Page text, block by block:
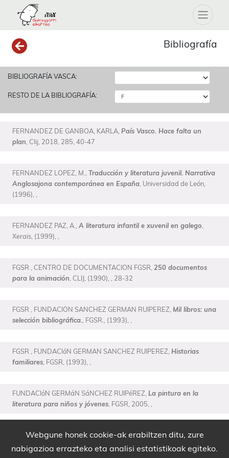
Bibliografía
BIBLIOGRAFÍA VASCA:
RESTO DE LA BIBLIOGRAFÍA:
FERNANDEZ DE GANBOA, KARLA, País Vasco. Hace falta un
plan , Clij, 2018, 285, 40-47
FERNANDEZ LOPEZ, M., Traducción y literatura juvenil. Narrativa
Anglosajona contemporánea en España , Universidad de León,
(1996), ,
FERNANDEZ PAZ, A., A literatura infantil e xuvenil en galego
Xerais, (1999), ,
FGSR , CENTRO DE DOCUMENTACION FGSR, 250 documentos
para la animación , CLIJ, (1990), , 28-32
FGSR , FUNDACION SANCHEZ GERMAN RUIPEREZ, Mil libros: una
selección bibliográfica. , FGSR., (1993), ,
FGSR , FUNDACIóN GERMAN SANCHEZ RUIPEREZ, Historias
familiares , FGSR, (1993), ,
FUNDACIóN GERMáN SáNCHEZ RUIPéREZ, La pintura en la
literatura para niños y jóvenes , FGSR, 2005, ,
FUNDACIóN GERMáN SáNCHEZ RUIPéREZ,Los miedos infantiles
en la literatura para niños , FGSR, 2006, ,
Webgune honek cookie-ak erabiltzen ditu, zure
nabigazioa errazteko eta analisi estatistikoak egiteko.